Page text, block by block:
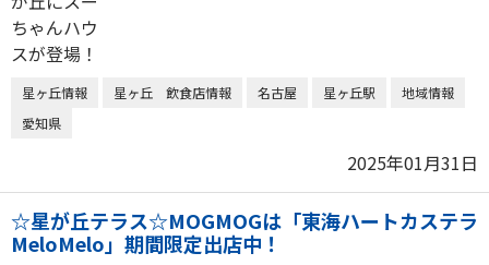
星ヶ丘情報 星ヶ丘 飲食店情報 名古屋 星ヶ丘駅
地域情報
愛知県
2025年01月31日
☆星が丘テラス☆MOGMOGは「東海ハートカステラ
MeloMelo」期間限定出店中！